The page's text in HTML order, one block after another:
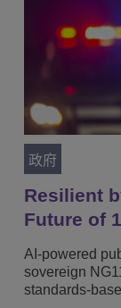
政府
Resilient
Future of
AI-powered
sovereign
standards-